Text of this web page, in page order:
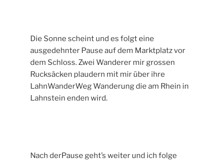
Die Sonne scheint und es folgt eine
ausgedehnter Pause auf dem Marktplatz vor
dem Schloss. Zwei Wanderer mir grossen
Rucksäcken plaudern mit mir über ihre
LahnWanderWeg Wanderung die am Rhein in
Lahnstein enden wird.
Nach derPause geht’s weiter und ich folge